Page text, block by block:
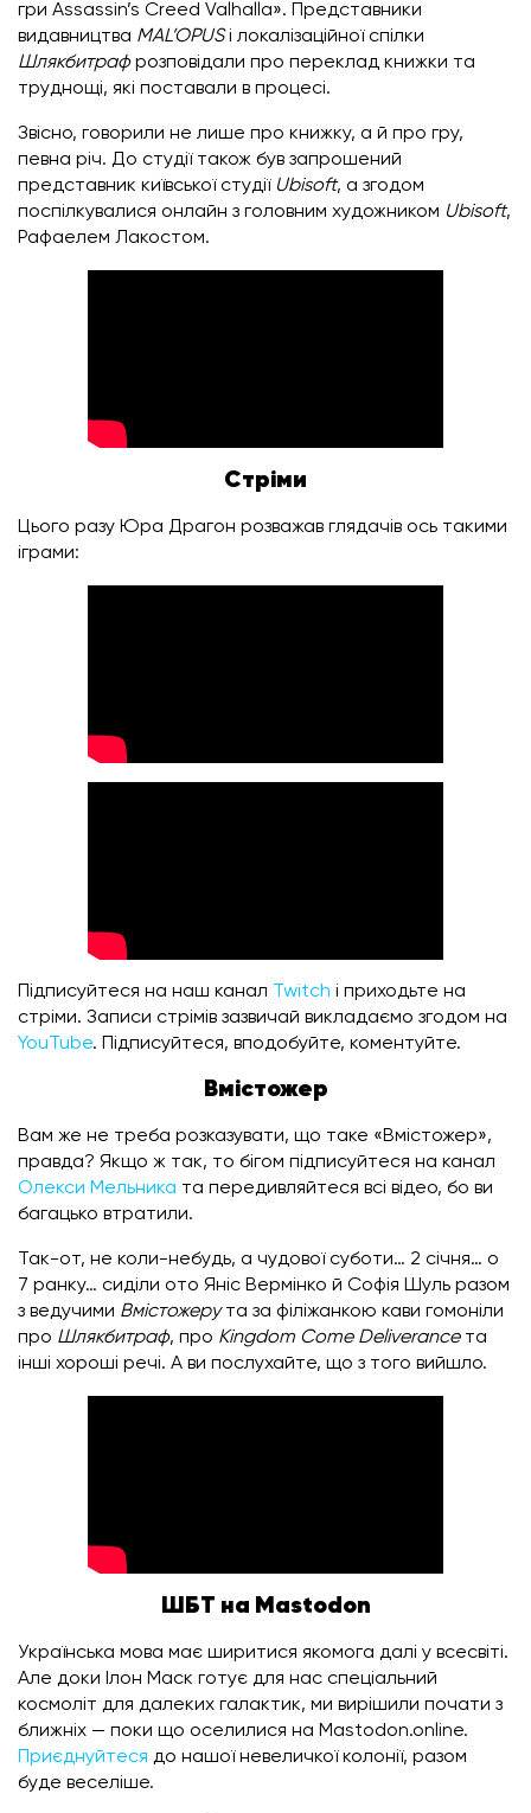
гри Assassin’s Creed Valhalla». Представники
видавництва MAL’OPUSі локалізаційної спілки
Шлякбитрафрозповідали про переклад книжки та
труднощі, які поставали в процесі.
Звісно, говорили не лише про книжку, а й про гру,
певна річ. До студії також був запрошений
представник київської студії Ubisoft, а згодом
поспілкувалися онлайн з головним художником Ubisoft,
Рафаелем Лакостом.
Стріми
Цього разу Юра Драгон розважав глядачів ось такими
іграми:
Підписуйтеся на наш канал Twitch і приходьте на
стріми. Записи стрімів зазвичай викладаємо згодом на
YouTube. Підписуйтеся, вподобуйте, коментуйте.
Вмістожер
Вам же не треба розказувати, що таке «Вмістожер»,
правда? Якщо ж так, то бігом підписуйтеся на канал
Олекси Мельника та передивляйтеся всі відео, бо ви
багацько втратили.
Так-от, не коли-небудь, а чудової суботи… 2 січня… о
7 ранку… сиділи ото Яніс Вермінко й Софія Шуль разом
з ведучими Вмістожерута за філіжанкою кави гомоніли
про Шлякбитраф, про Kingdom Come Deliveranceта
інші хороші речі. А ви послухайте, що з того вийшло.
ШБТ на Mastodon
Українська мова має ширитися якомога далі у всесвіті.
Але доки Ілон Маск готує для нас спеціальний
космоліт для далеких галактик, ми вирішили почати з
ближніх — поки що оселилися на Mastodon.online.
Приєднуйтеся до нашої невеличкої колонії, разом
буде веселіше.